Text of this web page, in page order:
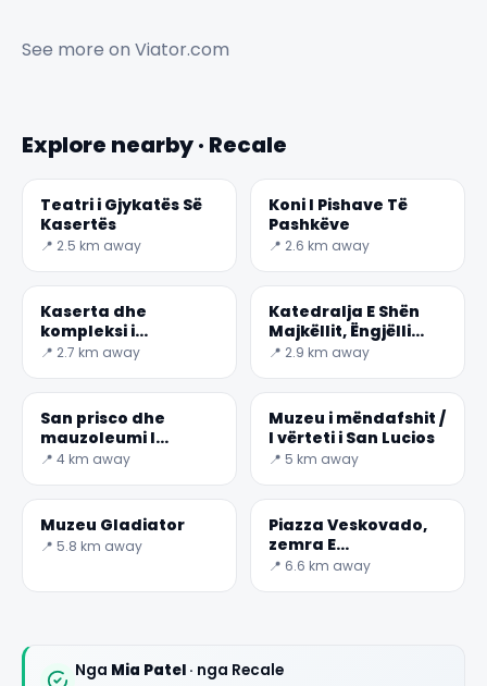
See more on Viator.com
Explore nearby · Recale
Teatri i Gjykatës Së
Kasertës
📍 2.5 km away
Koni I Pishave Të
Pashkëve
📍 2.6 km away
Kaserta dhe
kompleksi i
manastirit I S.
📍 2.7 km away
Katedralja E Shën
Majkëllit, Ëngjëlli
Mbrojtës.
📍 2.9 km away
San prisco dhe
mauzoleumi I
varrimit Romak
📍 4 km away
Muzeu i mëndafshit /
I vërteti i San Lucios
📍 5 km away
Muzeu Gladiator
📍 5.8 km away
Piazza Veskovado,
zemra E
Casertavecchia
📍 6.6 km away
Nga Mia Patel · nga Recale